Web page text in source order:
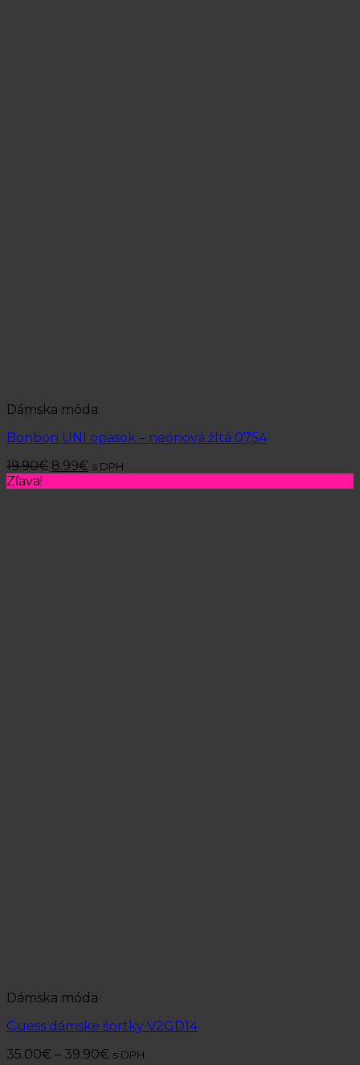
Dámska móda
Bonbon UNI opasok – neónová žltá 0754
19.90€ 8.99€ s DPH
Zľava!
Dámska móda
Guess dámske šortky V2GD14
35.00€ – 39.90€ s DPH